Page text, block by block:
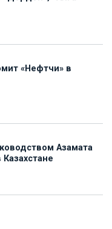
«Нефтчи» в
Азамата